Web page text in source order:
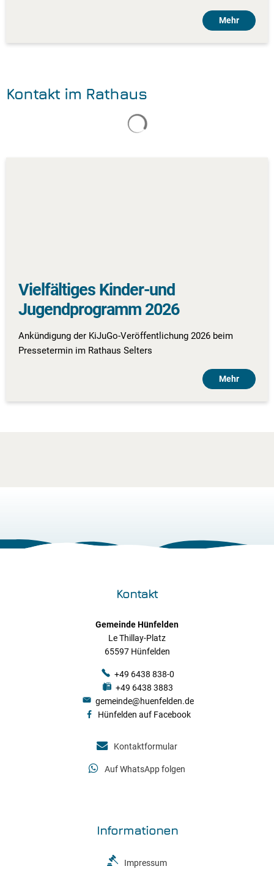
Mehr
Kontakt im Rathaus
Vielfältiges Kinder-und
Jugendprogramm 2026
Ankündigung der KiJuGo-Veröffentlichung 2026 beim
Pressetermin im Rathaus Selters
Mehr
Kontakt
Gemeinde Hünfelden
Le Thillay-Platz
65597 Hünfelden
+49 6438 838-0
+49 6438 3883
gemeinde@huenfelden.de
Hünfelden auf Facebook
Kontaktformular
Auf WhatsApp folgen
Informationen
Impressum